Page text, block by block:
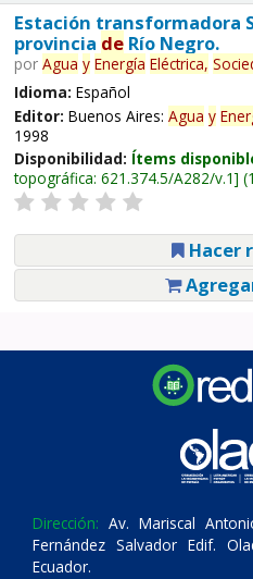
Estación transformadora
provincia deRío Negro.
por Agua y Energía Eléctrica,
Idioma: Español
Editor: Buenos Aires: Agua y
1998
Disponibilidad: Ítems
topográfica: 621.374.5/A282/v.1
Hacer
Dirección: Av. Mariscal
Fernández Salvador Edif.
Ecuador.